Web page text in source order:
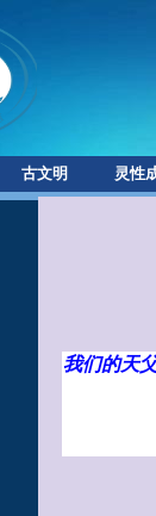
古文明 灵性
我们的天